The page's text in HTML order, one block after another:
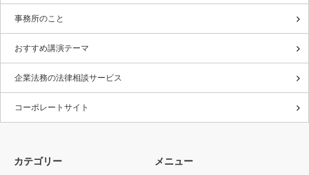
事務所のこと
おすすめ講演テーマ
企業法務の法律相談サービス
コーポレートサイト
カテゴリー メニュー